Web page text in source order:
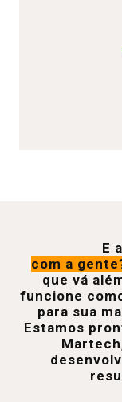
E
com a
que vá
funcione
para sua
Estamos